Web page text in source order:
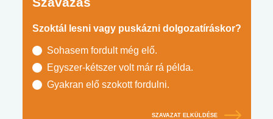
Szoktál lesni vagy puskázni dolgozatíráskor?
Sohasem fordult még elő.
Egyszer-kétszer volt már rá példa.
Gyakran elő szokott fordulni.
SZAVAZAT ELKÜLDÉSE